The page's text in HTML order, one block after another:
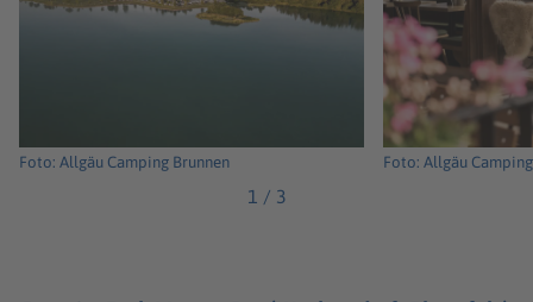
Foto: Allgäu Camping Brunnen Foto: Allgäu
1 / 3